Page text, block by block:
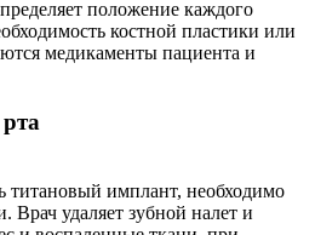
положение каждого
костной пластики или
медикаменты пациента и
титановый имплант, необходимо
Врач удаляет зубной налет и